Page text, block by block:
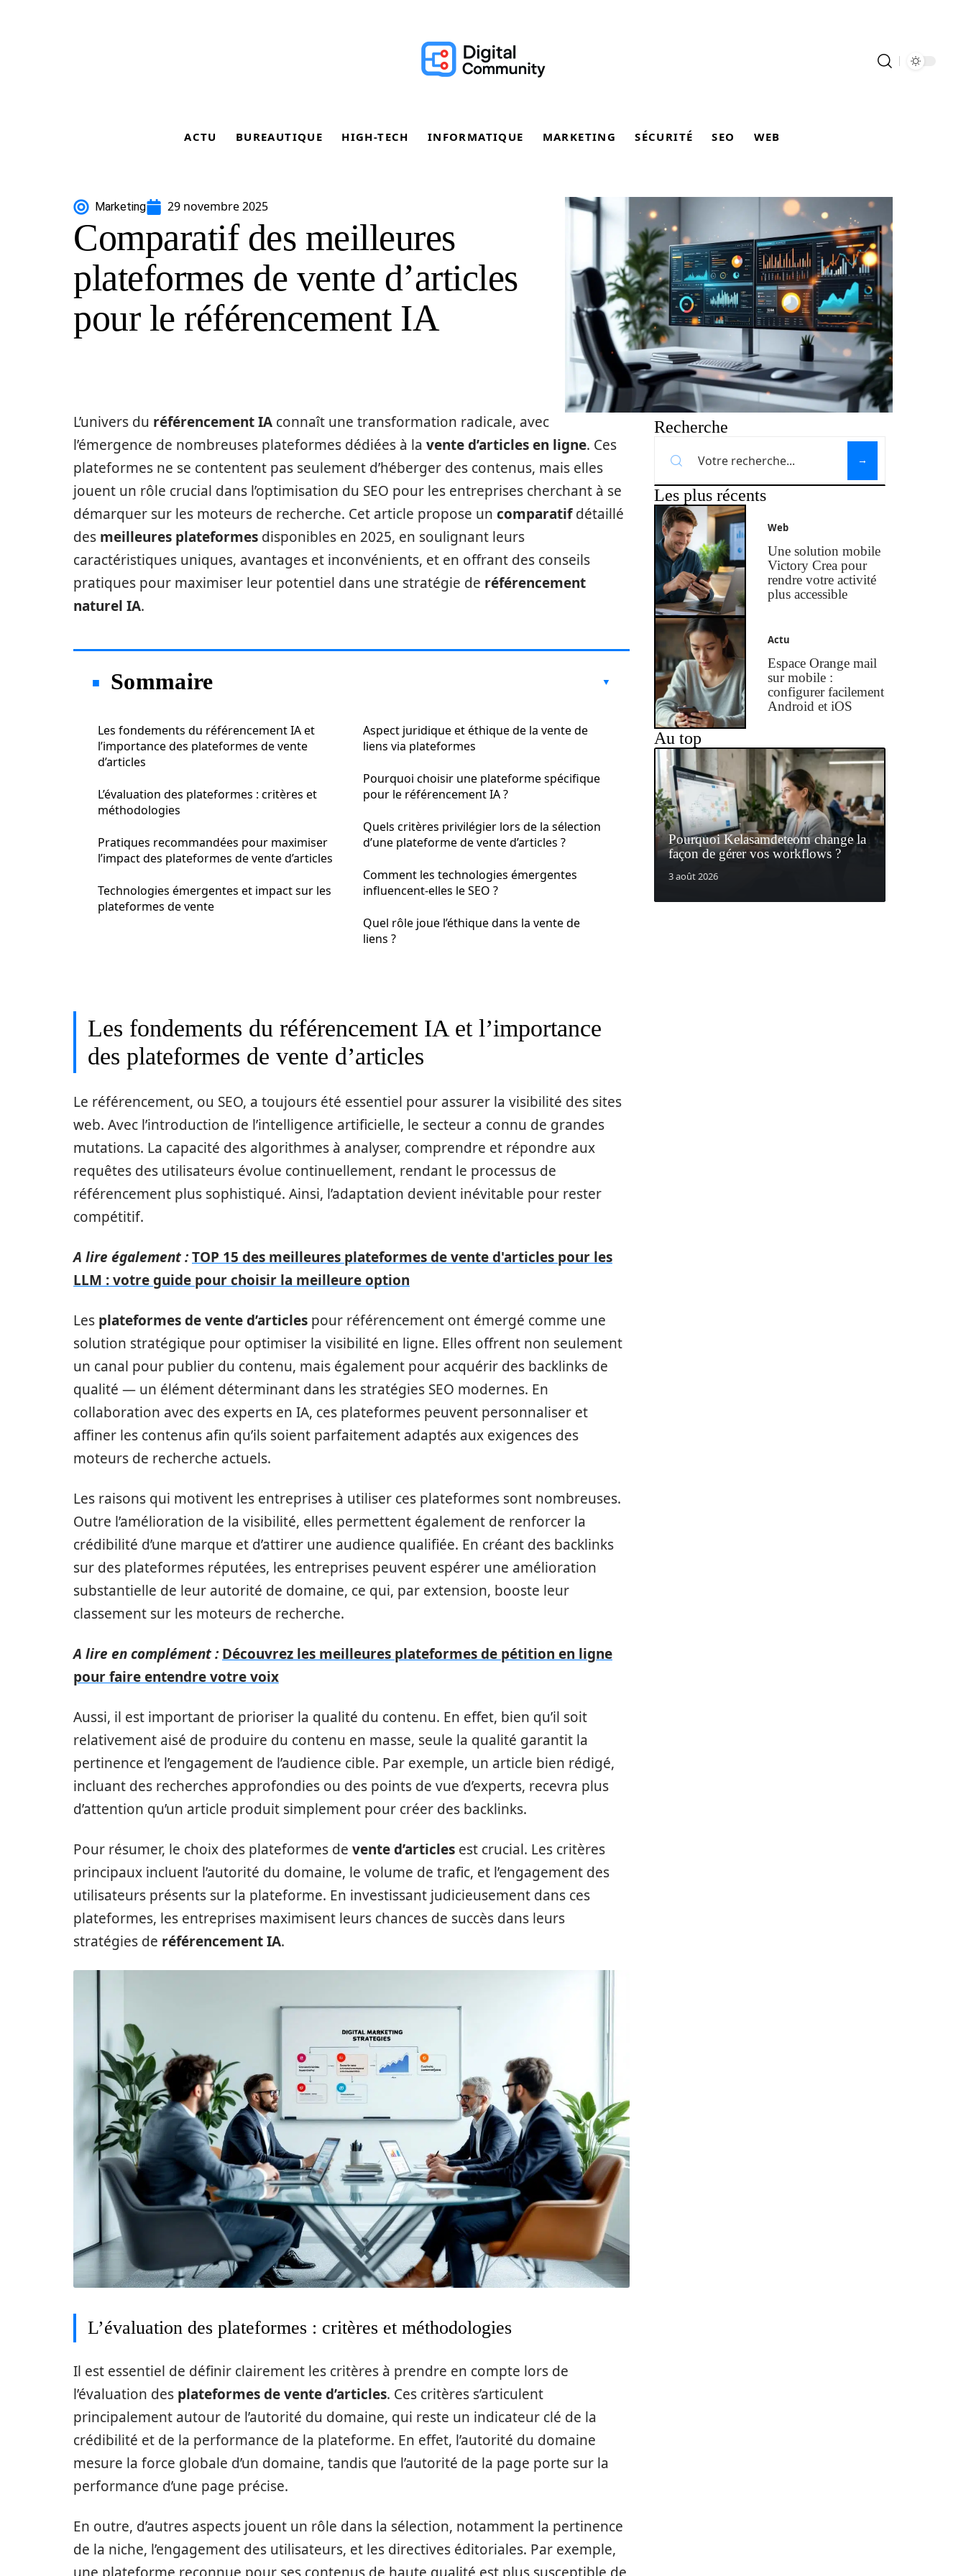
ACTU BUREAUTIQUE HIGH-TECH INFORMATIQUE MARKETING SÉCURITÉ SEO WEB
Marketing 29 novembre 2025
Comparatif des meilleures
plateformes de vente d’articles
pour le référencement IA
L’univers du référencement IA connaît une transformation radicale, avec
l’émergence de nombreuses plateformes dédiées à la vente d’articles en ligne. Ces
plateformes ne se contentent pas seulement d’héberger des contenus, mais elles
jouent un rôle crucial dans l’optimisation du SEO pour les entreprises cherchant à se
démarquer sur les moteurs de recherche. Cet article propose un comparatifdétaillé
des meilleures plateformes disponibles en 2025, en soulignant leurs
caractéristiques uniques, avantages et inconvénients, et en offrant des conseils
pratiques pour maximiser leur potentiel dans une stratégie de référencement
naturel IA.
Sommaire
Les fondements du référencement IA et
l’importance des plateformes de vente
d’articles
L’évaluation des plateformes : critères et
méthodologies
Pratiques recommandées pour maximiser
l’impact des plateformes de vente d’articles
Technologies émergentes et impact sur les
plateformes de vente
Aspect juridique et éthique de la vente de
liens via plateformes
Pourquoi choisir une plateforme spécifique
pour le référencement IA ?
Quels critères privilégier lors de la sélection
d’une plateforme de vente d’articles ?
Comment les technologies émergentes
influencent-elles le SEO ?
Quel rôle joue l’éthique dans la vente de
liens ?
Les fondements du référencement IA et l’importance
des plateformes de vente d’articles
Le référencement, ou SEO, a toujours été essentiel pour assurer la visibilité des sites
web. Avec l’introduction de l’intelligence artificielle, le secteur a connu de grandes
mutations. La capacité des algorithmes à analyser, comprendre et répondre aux
requêtes des utilisateurs évolue continuellement, rendant le processus de
référencement plus sophistiqué. Ainsi, l’adaptation devient inévitable pour rester
compétitif.
A lire également :TOP 15 des meilleures plateformes de vente d'articles pour les
LLM : votre guide pour choisir la meilleure option
Les plateformes de vente d’articles pour référencement ont émergé comme une
solution stratégique pour optimiser la visibilité en ligne. Elles offrent non seulement
un canal pour publier du contenu, mais également pour acquérir des backlinks de
qualité — un élément déterminant dans les stratégies SEO modernes. En
collaboration avec des experts en IA, ces plateformes peuvent personnaliser et
affiner les contenus afin qu’ils soient parfaitement adaptés aux exigences des
moteurs de recherche actuels.
Les raisons qui motivent les entreprises à utiliser ces plateformes sont nombreuses.
Outre l’amélioration de la visibilité, elles permettent également de renforcer la
crédibilité d’une marque et d’attirer une audience qualifiée. En créant des backlinks
sur des plateformes réputées, les entreprises peuvent espérer une amélioration
substantielle de leur autorité de domaine, ce qui, par extension, booste leur
classement sur les moteurs de recherche.
A lire en complément : Découvrez les meilleures plateformes de pétition en ligne
pour faire entendre votre voix
Aussi, il est important de prioriser la qualité du contenu. En effet, bien qu’il soit
relativement aisé de produire du contenu en masse, seule la qualité garantit la
pertinence et l’engagement de l’audience cible. Par exemple, un article bien rédigé,
incluant des recherches approfondies ou des points de vue d’experts, recevra plus
d’attention qu’un article produit simplement pour créer des backlinks.
Pour résumer, le choix des plateformes de vente d’articles est crucial. Les critères
principaux incluent l’autorité du domaine, le volume de trafic, et l’engagement des
utilisateurs présents sur la plateforme. En investissant judicieusement dans ces
plateformes, les entreprises maximisent leurs chances de succès dans leurs
stratégies de référencement IA.
L’évaluation des plateformes : critères et méthodologies
Il est essentiel de définir clairement les critères à prendre en compte lors de
l’évaluation des plateformes de vente d’articles. Ces critères s’articulent
principalement autour de l’autorité du domaine, qui reste un indicateur clé de la
crédibilité et de la performance de la plateforme. En effet, l’autorité du domaine
mesure la force globale d’un domaine, tandis que l’autorité de la page porte sur la
performance d’une page précise.
En outre, d’autres aspects jouent un rôle dans la sélection, notamment la pertinence
de la niche, l’engagement des utilisateurs, et les directives éditoriales. Par exemple,
Recherche
Les plus récents
Web
Une solution mobile
Victory Crea pour
rendre votre activité
plus accessible
Actu
Espace Orange mail
sur mobile :
configurer facilement
Android et iOS
Au top
Pourquoi Kelasamdeteom change la
façon de gérer vos workflows ?
3 août 2026